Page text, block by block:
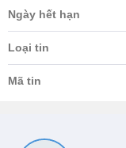
Ngày hết hạn
Loại tin
Mã tin